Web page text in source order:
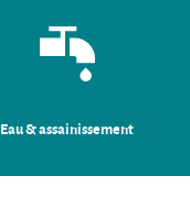
Eau & assainissement